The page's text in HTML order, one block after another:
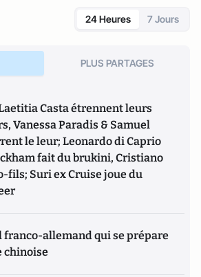
24 Heures 7 Jours
PLUS PARTAGES
Casta étrennent leurs
Vanessa Paradis & Samuel
le leur; Leonardo di Caprio
fait du brukini, Cristiano
fils; Suri ex Cruise joue du
franco-allemand qui se prépare
chinoise